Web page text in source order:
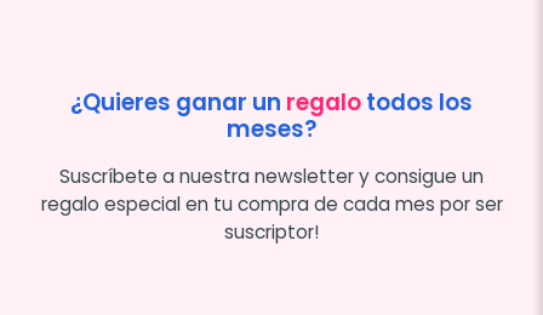
¿Quieres ganar un regalotodos los
meses?
Suscríbete a nuestra newsletter y consigue un
regalo especial en tu compra de cada mes por ser
suscriptor!